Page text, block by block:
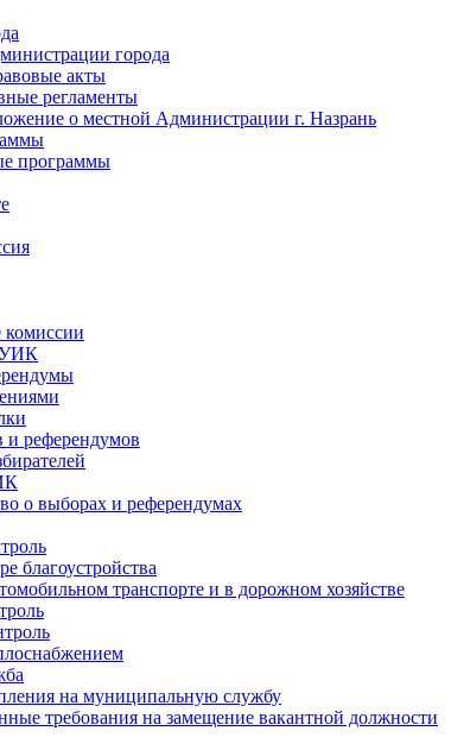
города
акты
регламенты
о местной Администрации г. Назрань
программы
комиссии
УИК
референдумов
о выборах и референдумах
благоустройства
транспорте и в дорожном хозяйстве
на муниципальную службу
требования на замещение вакантной должности